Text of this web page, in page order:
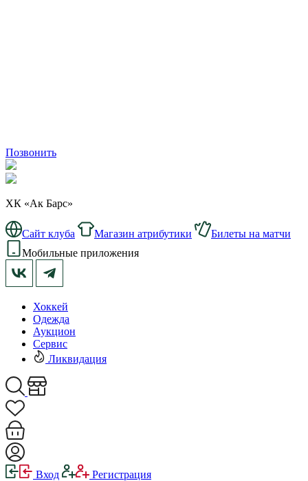
Позвонить
ХК «Ак Барс»
Сайт клуба Магазин атрибутики
Билеты на матчи
Мобильные приложения
Хоккей
Одежда
Аукцион
Сервис
Ликвидация
Вход Регистрация